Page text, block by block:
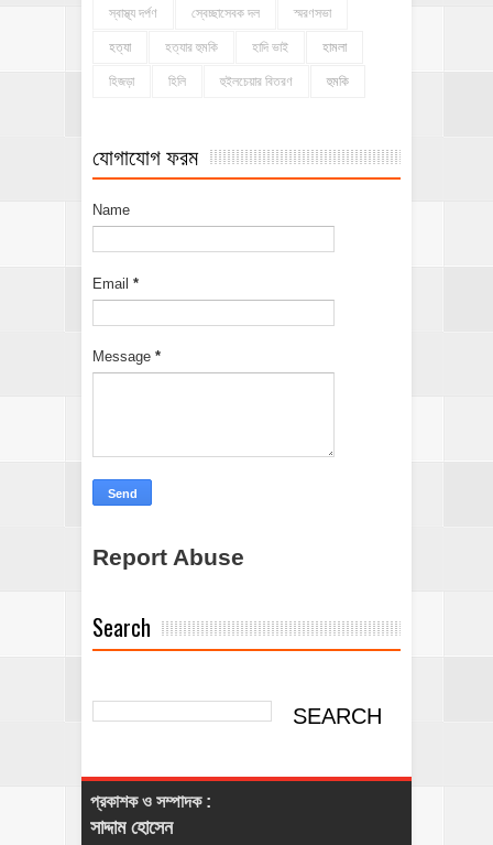
স্বাস্থ্য দর্পণ স্বেচ্ছাসেবক দল স্মরণসভা
হত্যা হত্যার হুমকি হাদি ভাই হামলা
হিজড়া হিলি হুইলচেয়ার বিতরণ হুমকি
যোগাযোগ ফরম
Name
Email *
Message *
Report Abuse
Search
প্রকাশক ও সম্পাদক :
সাদ্দাম হোসেন